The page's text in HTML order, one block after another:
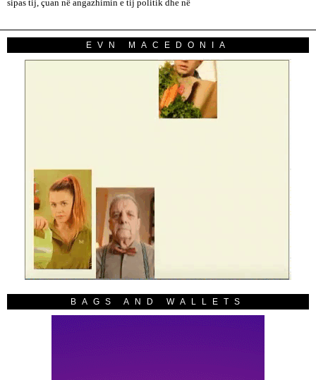
sipas tij, çuan në angazhimin e tij politik dhe në
EVN MACEDONIA
BAGS AND WALLETS